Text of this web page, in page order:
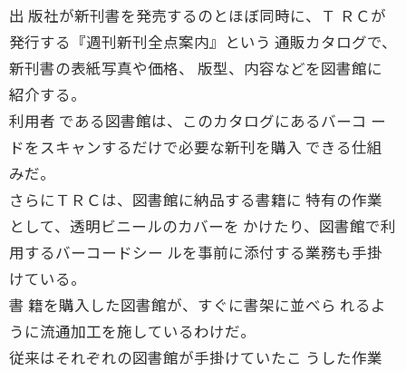
出 版社が新刊書を発売するのとほぼ同時に、Ｔ ＲＣが
発行する『週刊新刊全点案内』という 通販カタログで、
新刊書の表紙写真や価格、 版型、内容などを図書館に
紹介する。
利用者 である図書館は、このカタログにあるバーコ ー
ドをスキャンするだけで必要な新刊を購入 できる仕組
みだ。
さらにＴＲＣは、図書館に納品する書籍に 特有の作業
として、透明ビニールのカバーを かけたり、図書館で利
用するバーコードシー ルを事前に添付する業務も手掛
けている。
書 籍を購入した図書館が、すぐに書架に並べら れるよ
うに流通加工を施しているわけだ。
従来はそれぞれの図書館が手掛けていたこ うした作業